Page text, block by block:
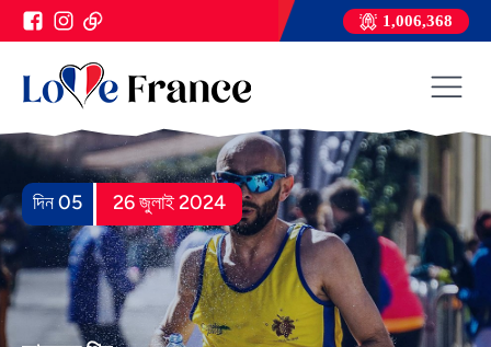
1,006,368
দিন 05 26 জুলাই 2024